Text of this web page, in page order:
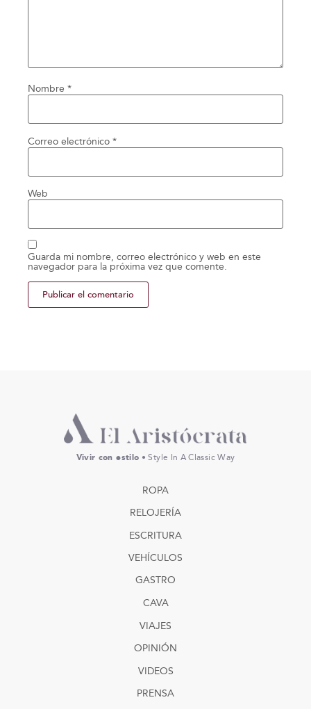
Nombre *
Correo electrónico *
Web
Guarda mi nombre, correo electrónico y web en este
navegador para la próxima vez que comente.
Vivir con estilo • Style In A Classic Way
ROPA
RELOJERÍA
ESCRITURA
VEHÍCULOS
GASTRO
CAVA
VIAJES
OPINIÓN
VIDEOS
PRENSA